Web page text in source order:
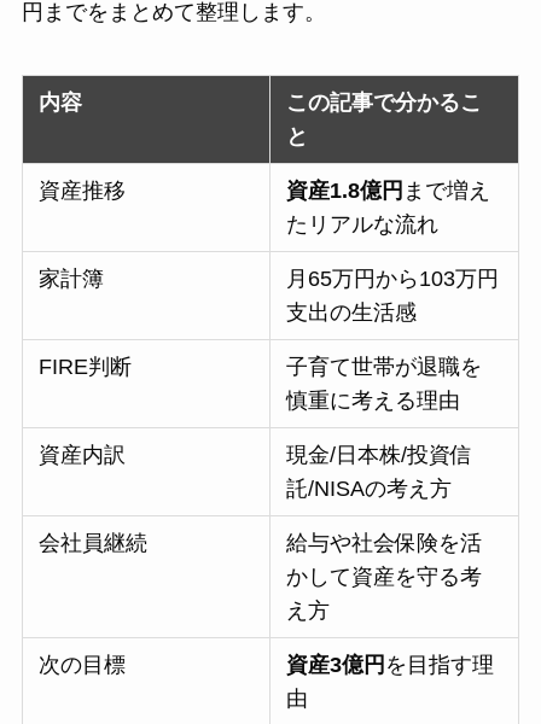
円までをまとめて整理します。
内容
この記事で分かるこ
と
資産推移 資産1.8億円 まで増え
たリアルな流れ
家計簿
月65万円から103万円
支出の生活感
FIRE判断
子育て世帯が退職を
慎重に考える理由
資産内訳
現金/日本株/投資信
託/NISAの考え方
会社員継続
給与や社会保険を活
かして資産を守る考
え方
次の目標 資産3億円 を目指す理
由